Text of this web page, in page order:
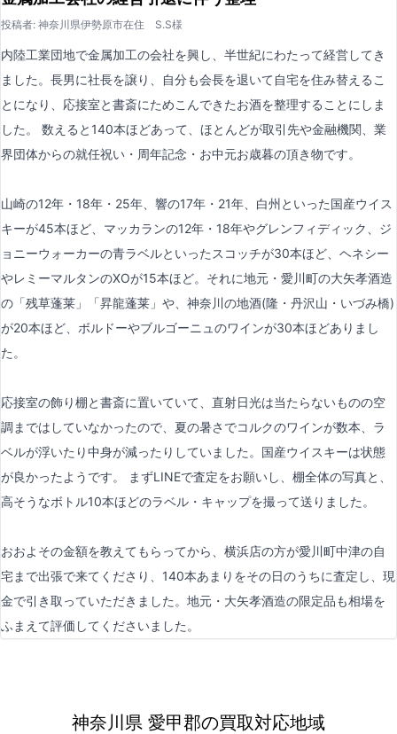
投稿者: 神奈川県伊勢原市在住 S.S様
内陸工業団地で金属加工の会社を興し、半世紀にわたって経営してき
ました。長男に社長を譲り、自分も会長を退いて自宅を住み替えるこ
とになり、応接室と書斎にためこんできたお酒を整理することにしま
した。 数えると140本ほどあって、ほとんどが取引先や金融機関、業
界団体からの就任祝い・周年記念・お中元お歳暮の頂き物です。
山崎の12年・18年・25年、響の17年・21年、白州といった国産ウイス
キーが45本ほど、マッカランの12年・18年やグレンフィディック、ジ
ョニーウォーカーの青ラベルといったスコッチが30本ほど、ヘネシー
やレミーマルタンのXOが15本ほど。それに地元・愛川町の大矢孝酒造
の「残草蓬莱」「昇龍蓬莱」や、神奈川の地酒(隆・丹沢山・いづみ橋)
が20本ほど、ボルドーやブルゴーニュのワインが30本ほどありまし
た。
応接室の飾り棚と書斎に置いていて、直射日光は当たらないものの空
調まではしていなかったので、夏の暑さでコルクのワインが数本、ラ
ベルが浮いたり中身が減ったりしていました。国産ウイスキーは状態
が良かったようです。 まずLINEで査定をお願いし、棚全体の写真と、
高そうなボトル10本ほどのラベル・キャップを撮って送りました。
おおよその金額を教えてもらってから、横浜店の方が愛川町中津の自
宅まで出張で来てくださり、140本あまりをその日のうちに査定し、現
金で引き取っていただきました。地元・大矢孝酒造の限定品も相場を
ふまえて評価してくださいました。
神奈川県 愛甲郡の買取対応地域